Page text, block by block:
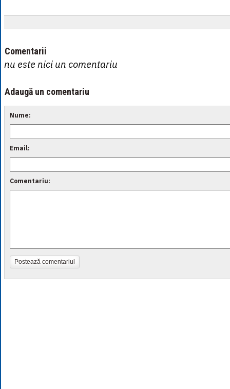
Comentarii
nu este nici un comentariu
Adaugă un comentariu
Nume:
Email:
Comentariu:
Postează comentariul